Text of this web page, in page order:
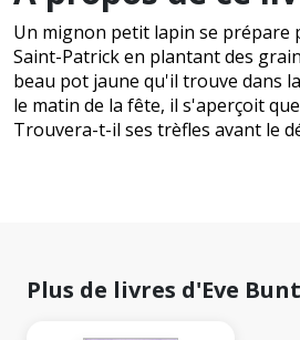
Un mignon petit lapin se prépare
Saint-Patrick en plantant des
beau pot jaune qu'il trouve dans
le matin de la fête, il s'aperçoit
Trouvera-t-il ses trèfles avant le
Plus de livres d'Eve